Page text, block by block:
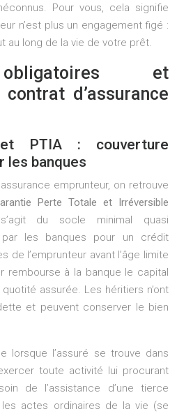
Pour vous, cela signifie
n’est plus un engagement figé :
au long de la vie de votre prêt.
et
d’assurance
PTIA : couverture
les banques
emprunteur, on retrouve
Perte Totale et Irréversible
du socle minimal quasi
par les banques pour un crédit
de l’emprunteur avant l’âge limite
rembourse à la banque le capital
assurée. Les héritiers n’ont
et peuvent conserver le bien
lorsque l’assuré se trouve dans
toute activité lui procurant
de l’assistance d’une tierce
actes ordinaires de la vie (se